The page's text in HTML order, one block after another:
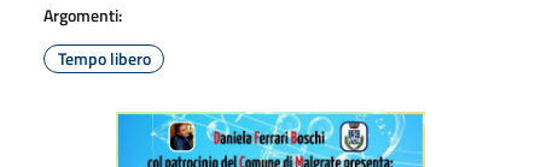
Argomenti:
Tempo libero